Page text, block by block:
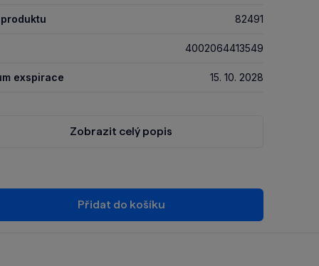
82491
4002064413549
exspirace 15. 10. 2028
Zobrazit celý popis
Přidat do košíku